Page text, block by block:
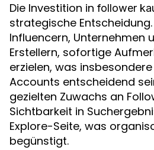
Die Investition in follower
strategische
Influencern, Unternehmen
Erstellern, sofortige
erzielen, was
Accounts entscheidend
gezielten Zuwachs an
Sichtbarkeit in
Explore-Seite, was
begünstigt.